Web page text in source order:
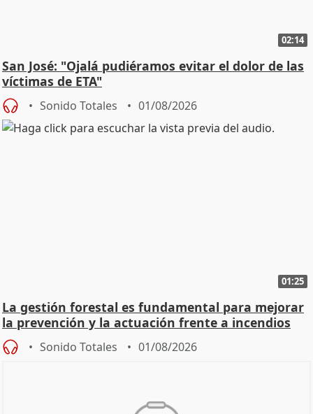
02:14
San José: "Ojalá pudiéramos evitar el dolor de las
víctimas de ETA"
Sonido Totales 01/08/2026
01:25
La gestión forestal es fundamental para mejorar
la prevención y la actuación frente a incendios
Sonido Totales 01/08/2026